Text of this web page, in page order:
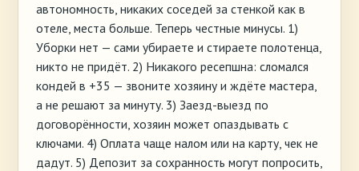
автономность, никаких соседей за стенкой как в
отеле, места больше. Теперь честные минусы. 1)
Уборки нет — сами убираете и стираете полотенца,
никто не придёт. 2) Никакого ресепшна: сломался
кондей в +35 — звоните хозяину и ждёте мастера,
а не решают за минуту. 3) Заезд-выезд по
договорённости, хозяин может опаздывать с
ключами. 4) Оплата чаще налом или на карту, чек не
дадут. 5) Депозит за сохранность могут попросить,